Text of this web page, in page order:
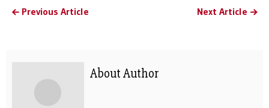
Previous Article Next Article
About Author